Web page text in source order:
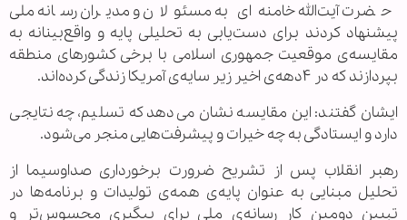
حضرت آیت‌الله خامنه‌ای به مسئولان و مدیران رسانه ملی
پیشنهاد کردند برای دست‌یابی به تحلیلی پایه و واقع‌بینانه به
مقایسه‌ی موقعیت جمهوری اسلامی با برخی کشورهای منطقه
بپردازند که در ۴‌دهه‌ی اخیر زیر سایه‌ی آمریکا زندگی کرده‌اند.
ایشان گفتند: این مقایسه نشان می‌دهد که تسلیم، چه نتایجی
دارد و ایستادگی به چه خیرات و پیشرفت‌هایی منجر می‌شود.
رهبر انقلاب پس از تشریح ضرورت برخورداری صداوسیما از
تحلیل مبنایی به عنوان پایه‌ی همه‌ی تولیدات و برنامه‌ها در
تبیین دومین کار رسانه‌ی ملی برای پیگیری محسوس‌تر و